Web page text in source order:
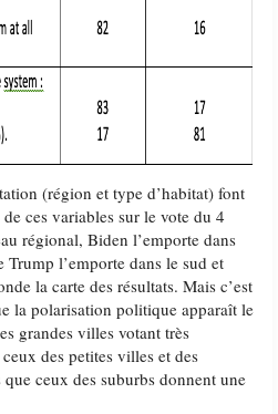
(région et type d’habitat) font
ces variables sur le vote du 4
régional, Biden l’emporte dans
Trump l’emporte dans le sud et
la carte des résultats. Mais c’est
la polarisation politique apparaît le
grandes villes votant très
des petites villes et des
ceux des suburbs donnent une